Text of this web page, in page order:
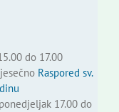
do 17.00
Raspored sv.
17.00 do